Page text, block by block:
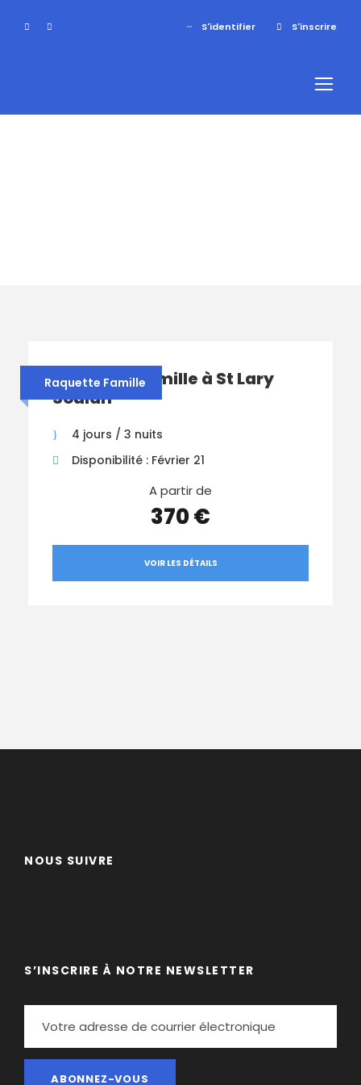
S'identifier S'inscrire
Raquette Famille
Raquette Famille à St Lary
Soulan
4 jours / 3 nuits
Disponibilité : Février 21
A partir de
370 €
VOIR LES DÉTAILS
NOUS SUIVRE
S’INSCRIRE À NOTRE NEWSLETTER